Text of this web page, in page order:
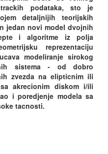
podataka, sto je
detaljnijih teorijskih
jedan novi model dvojnih
i algoritme iz polja
reprezentaciju
modeliranje sirokog
sistema - od dobro
zvezda na elipticnim ili
akrecionim diskom i/ili
i poredjenje modela sa
tacnosti.